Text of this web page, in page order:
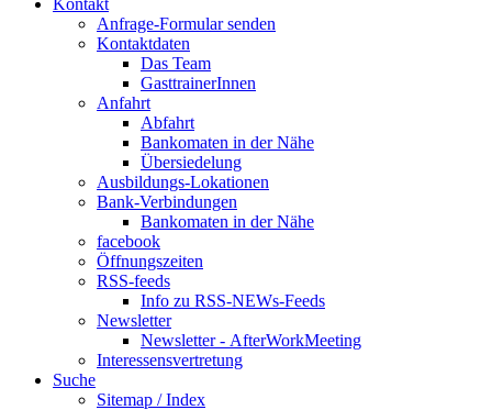
Anfrage-Formular senden
Kontaktdaten
Das Team
GasttrainerInnen
Anfahrt
Abfahrt
Bankomaten in der Nähe
Übersiedelung
Ausbildungs-Lokationen
Bank-Verbindungen
Bankomaten in der Nähe
facebook
Öffnungszeiten
RSS-feeds
Info zu RSS-NEWs-Feeds
Newsletter
Newsletter - AfterWorkMeeting
Interessensvertretung
Suche
Sitemap / Index